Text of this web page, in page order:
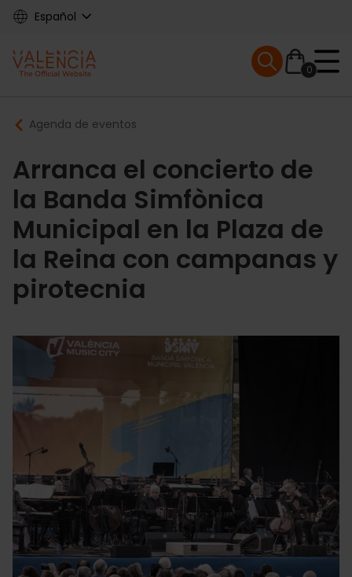
Skip
content
Español
Main
navigation
0
Mobile menu
Breadcrumb
Agenda de eventos
Arranca el concierto de
la Banda Simfònica
Municipal en la Plaza de
la Reina con campanas y
pirotecnia